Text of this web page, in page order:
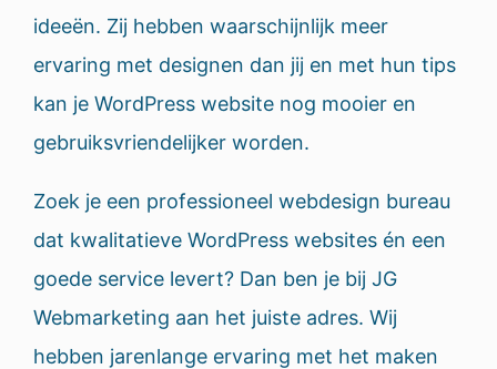
ideeën. Zij hebben waarschijnlijk meer
ervaring met designen dan jij en met hun tips
kan je WordPress website nog mooier en
gebruiksvriendelijker worden.
Zoek je een professioneel webdesign bureau
dat kwalitatieve WordPress websites én een
goede service levert? Dan ben je bij JG
Webmarketing aan het juiste adres. Wij
hebben jarenlange ervaring met het maken